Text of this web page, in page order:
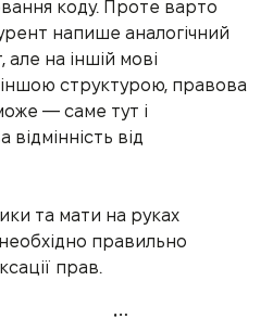
коду. Проте варто
напише аналогічний
на іншій мові
структурою, правова
— саме тут і
від
та мати на руках
правильно
прав.